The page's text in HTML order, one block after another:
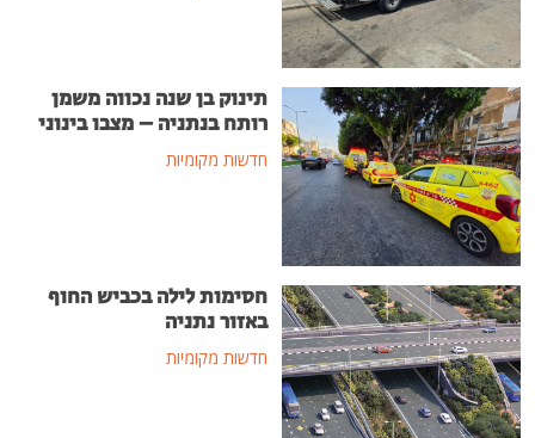
תינוק בן שנה נכווה משמן
רותח בנתניה – מצבו בינוני
חדשות מקומיות
חסימות לילה בכביש החוף
באזור נתניה
חדשות מקומיות